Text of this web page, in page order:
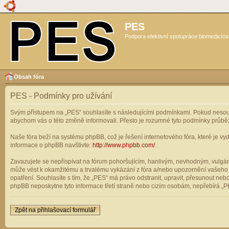
PES
Podpora efektivní spolupráce
Obsah fóra
PES - Podmínky pro užívání
Svým přístupem na „PES“ souhlasíte s následujícími podmínkami. Pokud
abychom vás o této změně informovali. Přesto je rozumné tyto podmínky
Naše fóra beží na systému phpBB, což je řešení internetového fóra, které je
informace o phpBB navštivte: http://www.phpbb.com/.
Zavazujete se nepřispívat na fórum pohoršujícím, hanlivým, nevhodným,
může vést k okamžitému a trvalému vykázání z fóra a/nebo upozornění
opatření. Souhlasíte s tím, že „PES“ má právo odstranit, upravit, přesunout
phpBB neposkytne tyto informace třetí straně nebo cizím osobám, nepřebírá
Zpět na přihlašovací formulář